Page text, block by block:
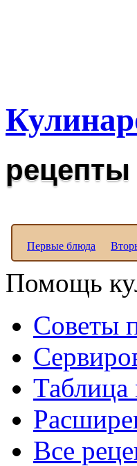
Первые блюда
Помощь
Советы
Таблица
Все